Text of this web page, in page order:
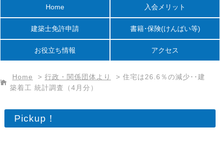
Home 入会メリット
建築士免許申請 書籍･保険(けんばい等)
お役立ち情報 アクセス
Home > 行政・関係団体より > 住宅は26.6％の減少･･建
築着工 統計調査（4月分）
Pickup！